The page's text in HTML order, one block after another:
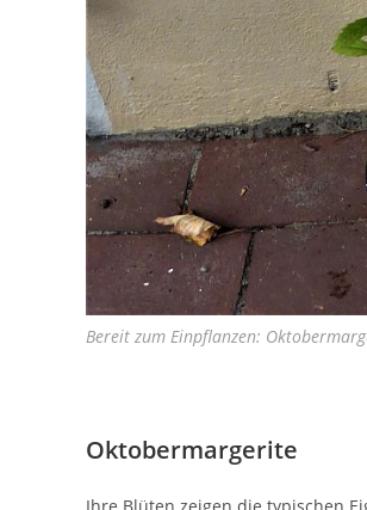
Bereit zum Einpflanzen:
Oktobermargerite